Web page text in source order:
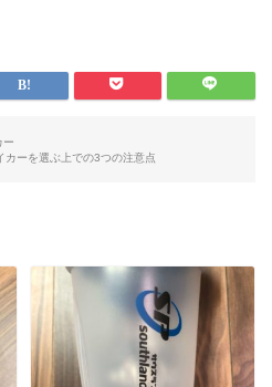
ー
カーを選ぶ上での3つの注意点